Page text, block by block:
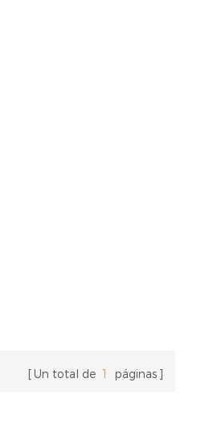
Un total de 1 páginas